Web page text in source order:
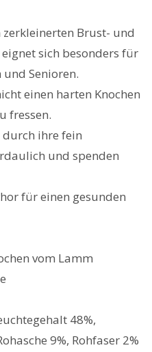
Brust- und
sich besonders für
Senioren.
einen harten Knochen
fressen.
durch ihre fein
und spenden
für einen gesunden
vom Lamm
48%,
9%, Rohfaser 2%